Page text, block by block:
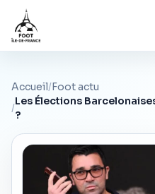
Accueil/Foot actu
/
Les Élections
?